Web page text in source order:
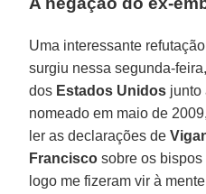
Uma interessante
surgiu nessa segunda-
dos Estados Unidos
nomeado em maio de
ler as declarações de
Francisco sobre os bispos
logo me fizeram vir à